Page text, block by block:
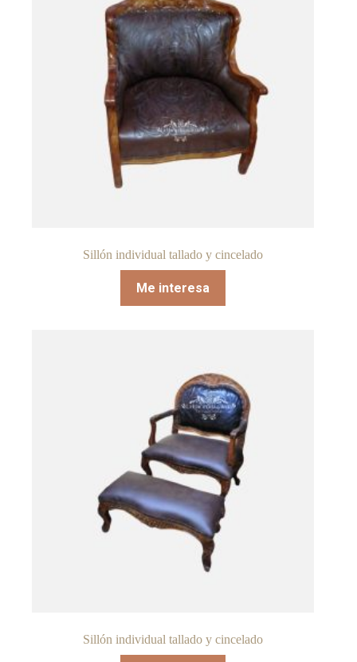
Sillón individual tallado y cincelado
Me interesa
Sillón individual tallado y cincelado